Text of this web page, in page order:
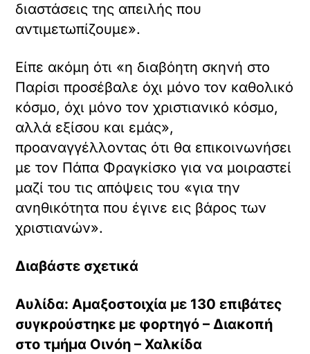
διαστάσεις της απειλής που
αντιμετωπίζουμε».
Είπε ακόμη ότι «η διαβόητη σκηνή στο
Παρίσι προσέβαλε όχι μόνο τον καθολικό
κόσμο, όχι μόνο τον χριστιανικό κόσμο,
αλλά εξίσου και εμάς»,
προαναγγέλλοντας ότι θα επικοινωνήσει
με τον Πάπα Φραγκίσκο για να μοιραστεί
μαζί του τις απόψεις του «για την
ανηθικότητα που έγινε εις βάρος των
χριστιανών».
Διαβάστε σχετικά
Αυλίδα: Αμαξοστοιχία με 130 επιβάτες
συγκρούστηκε με φορτηγό – Διακοπή
στο τμήμα Οινόη – Χαλκίδα